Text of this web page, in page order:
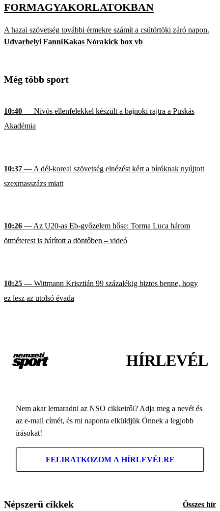
FORMAGYAKORLATOKBAN
A hazai szövetség további érmekre számít a csütörtöki záró napon.
Udvarhelyi FanniKakas Nórakick box vb
Még több sport
10:40 — Nívós ellenfelekkel készült a bajnoki rajtra a Puskás
Akadémia
10:37 — A dél-koreai szövetség elnézést kért a bíróknak nyújtott
szexmasszázs miatt
10:26 — Az U20-as Eb-győzelem hőse: Torma Luca három
ötméterest is hárított a döntőben – videó
10:25 — Wittmann Krisztián 99 százalékig biztos benne, hogy
ez lesz az utolsó évada
HÍRLEVÉL
Nem akar lemaradni az NSO cikkeiről? Adja meg a nevét és
az e-mail címét, és mi naponta elküldjük Önnek a legjobb
írásokat!
FELIRATKOZOM A HÍRLEVÉLRE
Népszerű cikkek Összes hír